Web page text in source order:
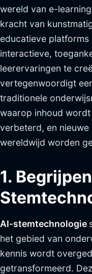
wereld van e-
kracht van
educatieve
interactieve,
leerervaringen te
vertegenwoordigt
traditionele
waarop inhoud
verbeterd, en
wereldwijd worden
1.
AI-stemtechnologie
het gebied van
kennis wordt
getransformeerd.